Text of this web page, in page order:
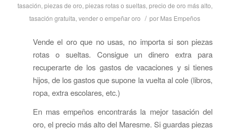
tasación, piezas de oro, piezas rotas o sueltas, precio de oro más alto,
tasación gratuita,vender o empeñar oro / por Mas Empeños
Vende el oro que no usas, no importa si son piezas
rotas o sueltas. Consigue un dinero extra para
recuperarte de los gastos de vacaciones y si tienes
hijos, de los gastos que supone la vuelta al cole (libros,
ropa, extra escolares, etc.)
En mas empeños encontrarás la mejor tasación del
oro, el precio más alto del Maresme. Si guardas piezas